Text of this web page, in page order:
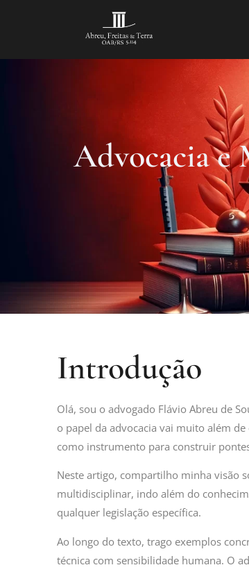
Advocacia e
Introdução
Olá, sou o advogado Flávio Abreu de
o papel da advocacia vai muito além
como instrumento para construir
Neste artigo, compartilho minha visão
multidisciplinar, indo além do
qualquer legislação específica.
Ao longo do texto, trago exemplos
técnica com sensibilidade humana. O